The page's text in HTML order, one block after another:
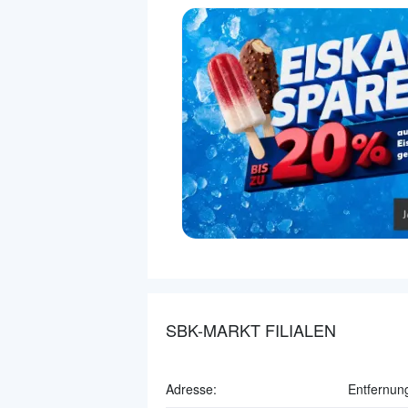
SBK-MARKT FILIALEN
Adresse: